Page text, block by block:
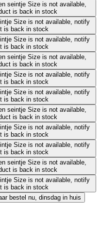
seintje Size is not available,
is back in stock
Size is not available, notify
is back in stock
Size is not available, notify
is back in stock
seintje Size is not available,
is back in stock
Size is not available, notify
is back in stock
Size is not available, notify
is back in stock
seintje Size is not available,
is back in stock
Size is not available, notify
is back in stock
Size is not available, notify
is back in stock
seintje Size is not available,
is back in stock
Size is not available, notify
is back in stock
bestel nu, dinsdag in huis